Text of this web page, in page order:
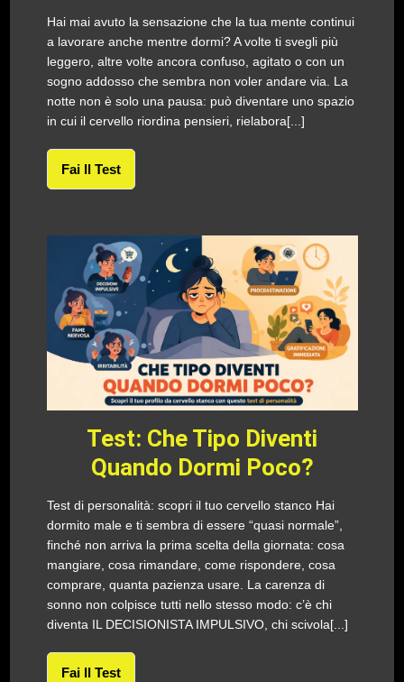
Hai mai avuto la sensazione che la tua mente continui
a lavorare anche mentre dormi? A volte ti svegli più
leggero, altre volte ancora confuso, agitato o con un
sogno addosso che sembra non voler andare via. La
notte non è solo una pausa: può diventare uno spazio
in cui il cervello riordina pensieri, rielabora[...]
Fai Il Test
Test: Che Tipo Diventi
Quando Dormi Poco?
Test di personalità: scopri il tuo cervello stanco Hai
dormito male e ti sembra di essere “quasi normale”,
finché non arriva la prima scelta della giornata: cosa
mangiare, cosa rimandare, come rispondere, cosa
comprare, quanta pazienza usare. La carenza di
sonno non colpisce tutti nello stesso modo: c’è chi
diventa IL DECISIONISTA IMPULSIVO, chi scivola[...]
Fai Il Test